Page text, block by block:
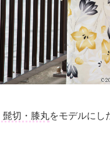
髭切・膝丸をモデルにし